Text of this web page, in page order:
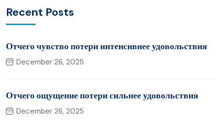
Recent Posts
Отчего чувство потери интенсивнее удовольствия
December 26, 2025
Отчего ощущение потери сильнее удовольствия
December 26, 2025